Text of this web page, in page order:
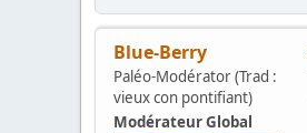
Blue-Berry
Paléo-Modérator (Trad :
vieux con pontifiant)
Modérateur Global